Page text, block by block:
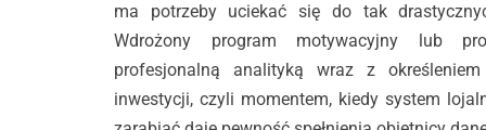
ma potrzeby uciekać się do tak
Wdrożony program motywacyjny lub
profesjonalną analityką wraz z
inwestycji, czyli momentem, kiedy system